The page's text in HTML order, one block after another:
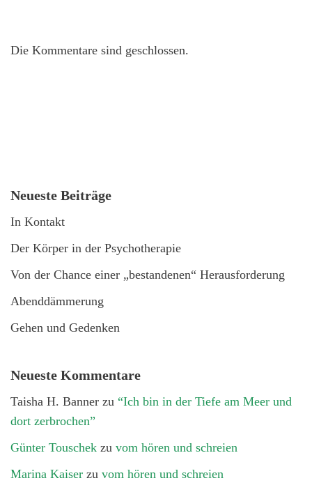
Die Kommentare sind geschlossen.
Neueste Beiträge
In Kontakt
Der Körper in der Psychotherapie
Von der Chance einer „bestandenen“ Herausforderung
Abenddämmerung
Gehen und Gedenken
Neueste Kommentare
Taisha H. Banner zu “Ich bin in der Tiefe am Meer und
dort zerbrochen”
Günter Touschek zu vom hören und schreien
Marina Kaiser zu vom hören und schreien